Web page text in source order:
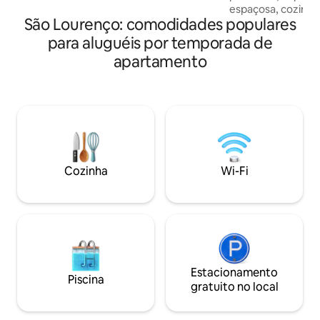
porta do apto.
espaçosa,
trabalho! Ideal
em São
Situado à cerca
hidromassagem
EXCLUSIVAS
São Lourenço: comodidades populares
para aluguéis por temporada de
apartamento
Cozinha Wi-Fi
Piscina
Estacionamento
gratuito no local